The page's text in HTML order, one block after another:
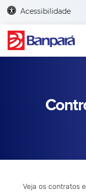
Acessibilidade
Veja os contratos